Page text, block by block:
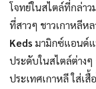
โจทย์ในสไตล์ที่กล่าว
ที่สาวๆ ชาวเกาหลีห
Kedsมามิกซ์แอนด์แ
ประดับในสไตล์ต่างๆ
ประเทศเกาหลี ใส่เ